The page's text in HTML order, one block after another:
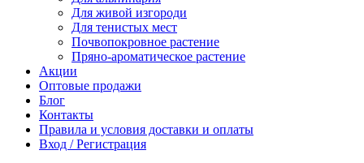
Для живой изгороди
Для тенистых мест
Почвопокровное растение
Пряно-ароматическое растение
Акции
Оптовые продажи
Блог
Контакты
Правила и условия доставки и оплаты
Вход / Регистрация